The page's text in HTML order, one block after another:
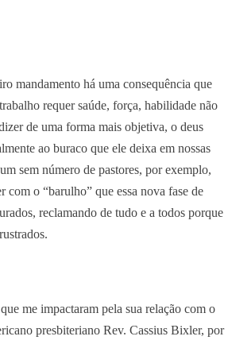
mandamento há uma consequência que
requer saúde, força, habilidade não
de uma forma mais objetiva, o deus
ao buraco que ele deixa em nossas
sem número de pastores, por exemplo,
o “barulho” que essa nova fase de
reclamando de tudo e a todos porque
me impactaram pela sua relação com o
presbiteriano Rev. Cassius Bixler, por